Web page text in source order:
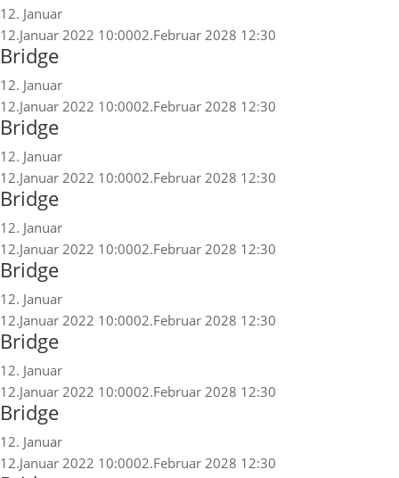
12. Januar
12.Januar 2022 10:0002.Februar 2028 12:30
Bridge
12. Januar
12.Januar 2022 10:0002.Februar 2028 12:30
Bridge
12. Januar
12.Januar 2022 10:0002.Februar 2028 12:30
Bridge
12. Januar
12.Januar 2022 10:0002.Februar 2028 12:30
Bridge
12. Januar
12.Januar 2022 10:0002.Februar 2028 12:30
Bridge
12. Januar
12.Januar 2022 10:0002.Februar 2028 12:30
Bridge
12. Januar
12.Januar 2022 10:0002.Februar 2028 12:30